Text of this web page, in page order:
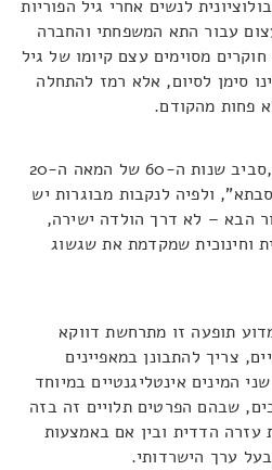
לנשים אחרי גיל הפוריות
עבור התא המשפחתי והחברה
חוקרים מסוימים עצם קיומו של גיל
סימן לסיום, אלא רמז להתחלה
פחות מהקודם.
,
סביב שנות ה-60 של המאה ה-20
", ולפיה לנקבות מבוגרות יש
הבא – לא דרך הולדה ישירה,
וחינוכית שמקדמת את שגשוג
תופעה זו מתרחשת דווקא
צריך להתבונן במאפיינים
המינים אינטליגנטיים במיוחד
שבהם הפרטים תלויים זה בזה
עזרה הדדית ובין אם באמצעות
ערך הישרדותי.